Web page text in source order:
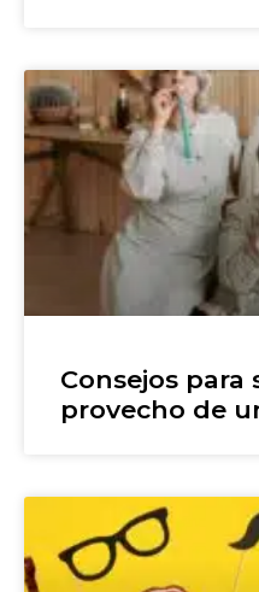
Consejos para
provecho de